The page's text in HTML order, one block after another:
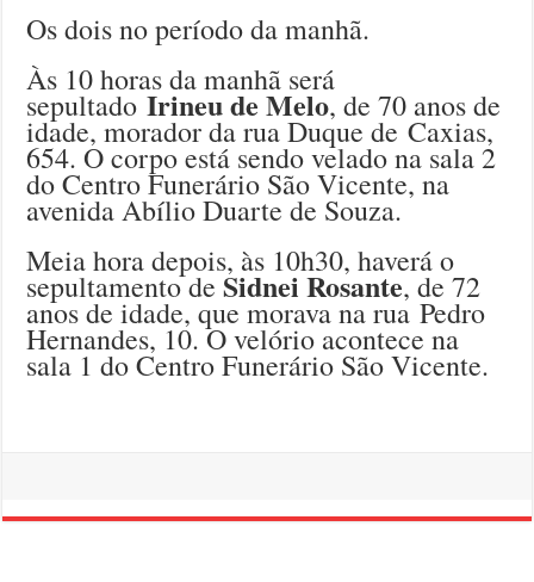
Os dois no período da manhã.
Às 10 horas da manhã será
sepultadoIrineu de Melo, de 70 anos de
idade, morador da rua Duque deCaxias,
654. O corpo está sendo velado na sala 2
do Centro Funerário São Vicente, na
avenida Abílio Duarte de Souza.
Meia hora depois, às 10h30, haverá o
sepultamento deSidnei Rosante, de 72
anos de idade, que morava na ruaPedro
Hernandes, 10. O velório acontece na
sala 1 do Centro Funerário São Vicente.